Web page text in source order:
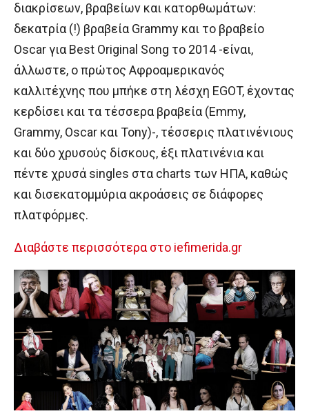
διακρίσεων, βραβείων και κατορθωμάτων:
δεκατρία (!) βραβεία Grammy και το βραβείο
Oscar για Best Original Song το 2014 -είναι,
άλλωστε, ο πρώτος Αφροαμερικανός
καλλιτέχνης που μπήκε στη λέσχη EGOT, έχοντας
κερδίσει και τα τέσσερα βραβεία (Emmy,
Grammy, Oscar και Tony)-, τέσσερις πλατινένιους
και δύο χρυσούς δίσκους, έξι πλατινένια και
πέντε χρυσά singles στα charts των ΗΠΑ, καθώς
και δισεκατομμύρια ακροάσεις σε διάφορες
πλατφόρμες.
Διαβάστε περισσότερα στο iefimerida.gr